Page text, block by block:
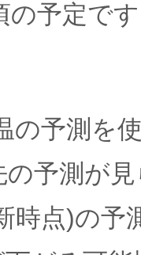
の予定で
の予測を
予測が
時点)の予